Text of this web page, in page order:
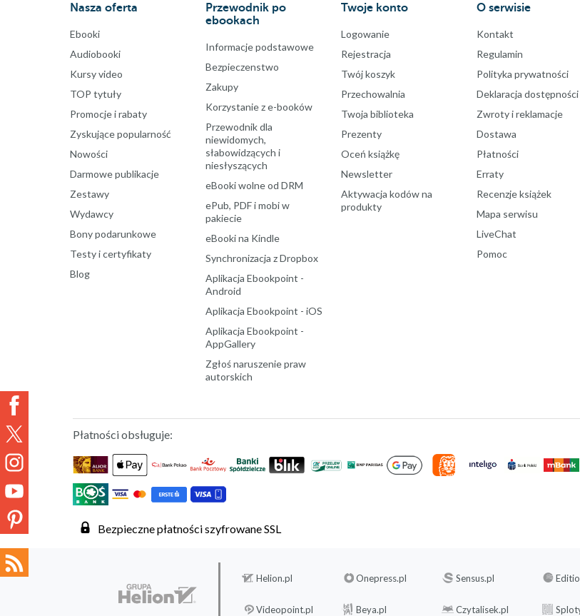
Nasza oferta
Ebooki
Audiobooki
Kursy video
TOP tytuły
Promocje i rabaty
Zyskujące popularność
Nowości
Darmowe publikacje
Zestawy
Wydawcy
Bony podarunkowe
Testy i certyfikaty
Blog
Przewodnik po
ebookach
Informacje podstawowe
Bezpieczenstwo
Zakupy
Korzystanie z e-booków
Przewodnik dla
niewidomych,
słabowidzących i
niesłyszących
eBooki wolne od DRM
ePub, PDF i mobi w
pakiecie
eBooki na Kindle
Synchronizacja z Dropbox
Aplikacja Ebookpoint -
Android
Aplikacja Ebookpoint - iOS
Aplikacja Ebookpoint -
AppGallery
Zgłoś naruszenie praw
autorskich
Twoje konto
Logowanie
Rejestracja
Twój koszyk
Przechowalnia
Twoja biblioteka
Prezenty
Oceń książkę
Newsletter
Aktywacja kodów na
produkty
O serwisie
Kontakt
Regulamin
Polityka prywatności
Deklaracja dostępności
Zwroty i reklamacje
Dostawa
Płatności
Erraty
Recenzje książek
Mapa serwisu
LiveChat
Pomoc
Płatności obsługuje:
Bezpieczne płatności szyfrowane SSL
Helion.pl Onepress.pl Sensus.pl
Videopoint.pl Beya.pl Czytalisek.pl